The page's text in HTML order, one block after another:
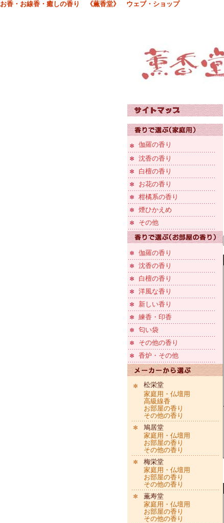
お香・お線香・癒しの香り 《薫香堂》 ウェブ・ショップ
伽羅の香り
沈香の香り
白檀の香り
お花の香り
柑橘系の香り
煙ひかえめ
その他
伽羅の香り
沈香の香り
白檀の香り
洋風な香り
新しい香り
練香・印香
匂い袋
その他の香り
香炉・その他
松栄堂
家庭用・仏壇用
高級線香
お部屋の香り
その他の香り
鳩居堂
家庭用・仏壇用
お部屋の香り
その他の香り
梅栄堂
家庭用・仏壇用
お部屋の香り
その他の香り
薫寿堂
家庭用・仏壇用
お部屋の香り
その他の香り